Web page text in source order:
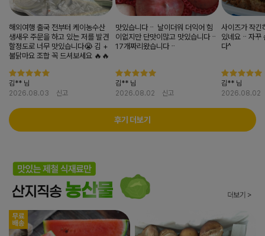
해외여행 출국 전부터 케이농수산
생새우 주문을 하고 있는 저를 발견
할정도로 너무 맛있습니다😭 김 +
불닭마요 조합 꼭 드셔보세요 🔥🔥
김** 님
2026.08.03
신고
맛있습니다ᆢ 날이더워 더익어 힘
이없지만 단맛이많고 맛있습니다ᆢ
17개짜리왔습니다ᆢ
김** 님
2026.08.02
신고
사이즈가 작긴
있네요ᆢ자꾸
다^
김** 님
2026.08.02
후기 더보기